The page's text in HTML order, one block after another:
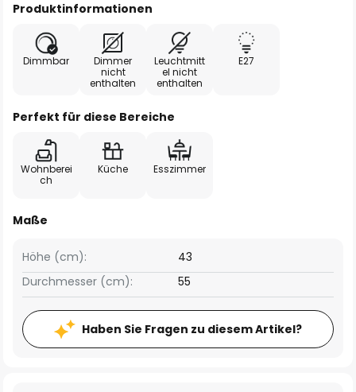
Produktinformationen
Dimmbar
Dimmer
nicht
enthalten
Leuchtmitt
el nicht
enthalten
E27
Perfekt für diese Bereiche
Wohnberei
ch
Küche Esszimmer
Maße
Höhe (cm):
43
Durchmesser (cm):
55
Haben Sie Fragen zu diesem Artikel?